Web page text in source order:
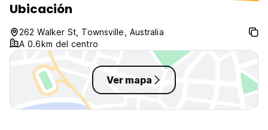
Ubicación
262 Walker St, Townsville, Australia
A 0.6km del centro
Ver mapa